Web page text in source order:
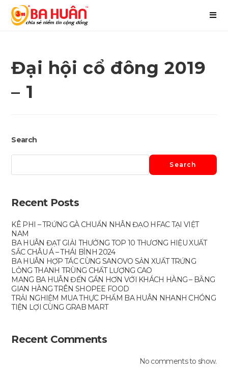
Đại hội cổ đông 2019
– 1
Search
Search
Recent Posts
KÊ PHI – TRỨNG GÀ CHUẨN NHÂN ĐẠO HFAC TẠI VIỆT
NAM
BA HUÂN ĐẠT GIẢI THƯỞNG TOP 10 THƯƠNG HIỆU XUẤT
SẮC CHÂU Á – THÁI BÌNH 2024
BA HUÂN HỢP TÁC CÙNG SANOVO SẢN XUẤT TRỨNG
LỎNG THANH TRÙNG CHẤT LƯỢNG CAO
MANG BA HUÂN ĐẾN GẦN HƠN VỚI KHÁCH HÀNG – BẰNG
GIAN HÀNG TRÊN SHOPEE FOOD
TRẢI NGHIỆM MUA THỰC PHẨM BA HUÂN NHANH CHÓNG
TIỆN LỢI CÙNG GRAB MART
Recent Comments
No comments to show.